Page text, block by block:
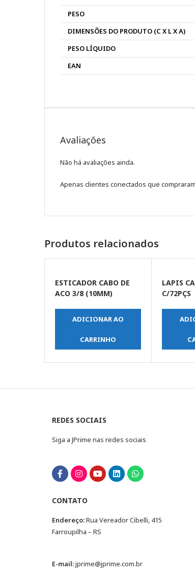
PESO
DIMENSÕES DO PRODUTO (C X L X A)
PESO LÍQUIDO
EAN
Avaliações
Não há avaliações ainda.
Apenas clientes conectados que
Produtos relacionados
ESTICADOR CABO DE
ACO 3/8 (10MM)
ADICIONAR AO
CARRINHO
LAPIS
C/72PÇS
REDES SOCIAIS
Siga a JPrime nas redes sociais
CONTATO
Endereço:Rua Vereador Cibelli, 415
Farroupilha – RS
E-mail:jprime@jprime.com.br